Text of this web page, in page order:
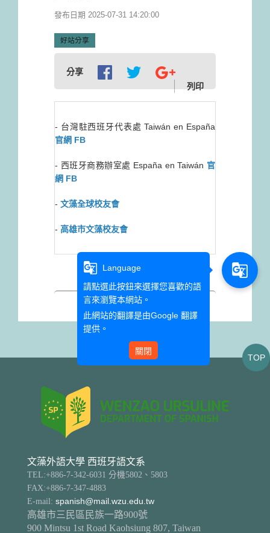
發布日期 2025-07-31 14:20:00
好站分享
分享
列印
- 台灣駐西班牙代表處 Taiwán en España
官網 FB
- 西班牙商務辦室處 España en Taiwán 官
網 FB
- 文藻全球校友會
- 高雄市文藻校友會
文藻外語大學 西班牙語文系
TEL:+886-7-342-6031 分機5802、5803
FAX:+886-7-347-4883
E-mail: spanish@mail.wzu.edu.tw
高雄市三民區民族一路900號
900 Mintsu 1st Road Kaohsiung 807, Taiwan
TOP
g_translate
Language
請點選此按鈕來選擇您喜歡的語
言來瀏覽本網站。
此網站的翻譯是由Google 翻譯
提供。
關閉
g_translate